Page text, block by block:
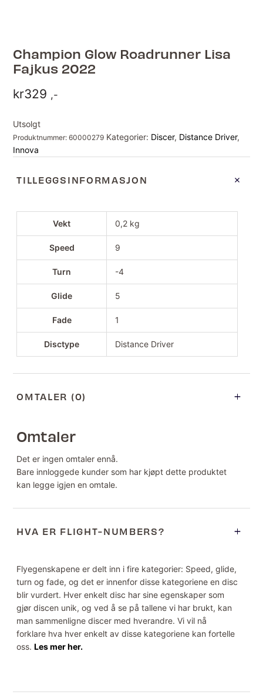
Champion Glow Roadrunner Lisa
Fajkus 2022
kr329 ,-
Utsolgt
Produktnummer:60000279 Kategorier: Discer, Distance Driver,
Innova
TILLEGGSINFORMASJON
Vekt 0,2 kg
Speed 9
Turn -4
Glide 5
Fade 1
Disctype Distance Driver
OMTALER (0)
Omtaler
Det er ingen omtaler ennå.
Bare innloggede kunder som har kjøpt dette produktet
kan legge igjen en omtale.
HVA ER FLIGHT-NUMBERS?
Flyegenskapene er delt inn i fire kategorier: Speed, glide,
turn og fade, og det er innenfor disse kategoriene en disc
blir vurdert. Hver enkelt disc har sine egenskaper som
gjør discen unik, og ved å se på tallene vi har brukt, kan
man sammenligne discer med hverandre. Vi vil nå
forklare hva hver enkelt av disse kategoriene kan fortelle
oss.Les mer her.